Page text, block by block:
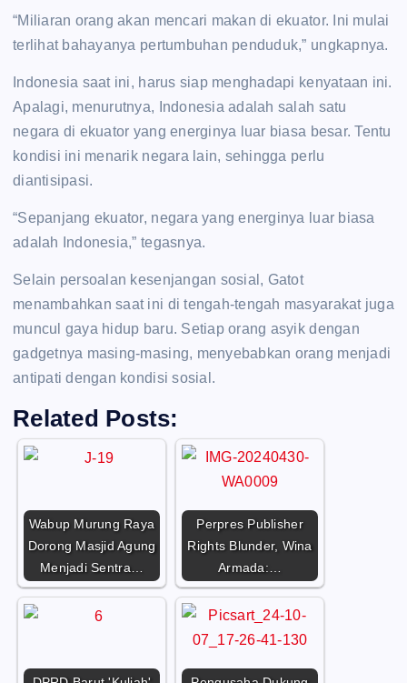
“Miliaran orang akan mencari makan di ekuator. Ini mulai
terlihat bahayanya pertumbuhan penduduk,” ungkapnya.
Indonesia saat ini, harus siap menghadapi kenyataan ini.
Apalagi, menurutnya, Indonesia adalah salah satu
negara di ekuator yang energinya luar biasa besar. Tentu
kondisi ini menarik negara lain, sehingga perlu
diantisipasi.
“Sepanjang ekuator, negara yang energinya luar biasa
adalah Indonesia,” tegasnya.
Selain persoalan kesenjangan sosial, Gatot
menambahkan saat ini di tengah-tengah masyarakat juga
muncul gaya hidup baru. Setiap orang asyik dengan
gadgetnya masing-masing, menyebabkan orang menjadi
antipati dengan kondisi sosial.
Related Posts:
Wabup Murung Raya
Dorong Masjid Agung
Menjadi Sentra…
Perpres Publisher
Rights Blunder, Wina
Armada:…